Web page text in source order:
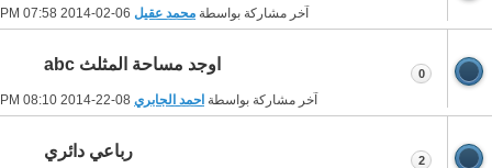
آخر مشاركة بواسطة محمد عقيل 07:58 PM
اوجد مساحة المثلث abc
آخر مشاركة بواسطة احمد الجابري 08:10 PM
0
رباعي دائري
2